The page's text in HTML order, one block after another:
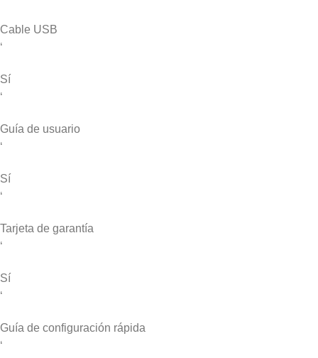
Cable USB
‘
Sí
‘
Guía de usuario
‘
Sí
‘
Tarjeta de garantía
‘
Sí
‘
Guía de configuración rápida
‘